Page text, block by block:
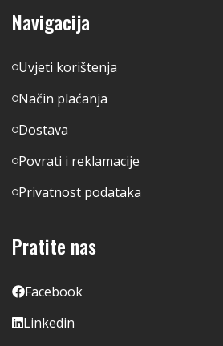
Navigacija
Uvjeti korištenja
Način plaćanja
Dostava
Povrati i reklamacije
Privatnost podataka
Pratite nas
Facebook
Linkedin